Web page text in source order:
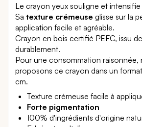
Le crayon yeux souligne et intensifie
Sa texture crémeuse glisse sur la
application facile et agréable.
Crayon en bois certifié PEFC, issu
durablement.
Pour une consommation raisonnée,
proposons ce crayon dans un
cm.
Texture crémeuse facile à
Forte pigmentation
100% d'ingrédients d'origine